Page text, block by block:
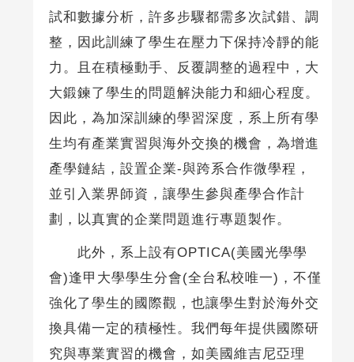
試和數據分析，許多步驟都需多次試錯、調
整，因此訓練了學生在壓力下保持冷靜的能
力。且在積極動手、反覆調整的過程中，大
大鍛鍊了學生的問題解決能力和細心程度。
因此，為加深訓練的學習深度，系上所有學
生均有產業實習與海外交換的機會，為增進
產學鏈結，設置企業-與跨系合作微學程，
並引入業界師資，讓學生參與產學合作計
劃，以真實的企業問題進行專題製作。
此外，系上設有OPTICA(美國光學學
會)逢甲大學學生分會(全台私校唯一)，不僅
強化了學生的國際觀，也讓學生對於海外交
換具備一定的積極性。我們每年提供國際研
究與專業實習的機會，如美國維吉尼亞理